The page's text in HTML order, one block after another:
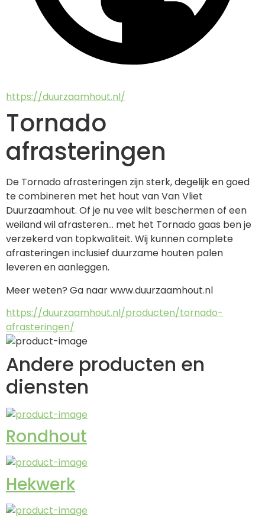
https://duurzaamhout.nl/
Tornado
afrasteringen
De Tornado afrasteringen zijn sterk, degelijk en goed
te combineren met het hout van Van Vliet
Duurzaamhout. Of je nu vee wilt beschermen of een
weiland wil afrasteren... met het Tornado gaas ben je
verzekerd van topkwaliteit. Wij kunnen complete
afrasteringen inclusief duurzame houten palen
leveren en aanleggen.
Meer weten? Ga naar www.duurzaamhout.nl
https://duurzaamhout.nl/producten/tornado-
afrasteringen/
Andere producten en
diensten
Rondhout
Hekwerk